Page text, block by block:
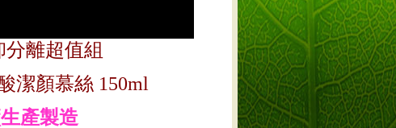
離超值組
潔顏慕絲 150ml
產製造